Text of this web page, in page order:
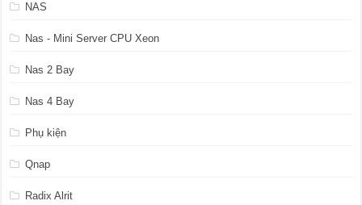
NAS
Nas - Mini Server CPU Xeon
Nas 2 Bay
Nas 4 Bay
Phụ kiện
Qnap
Radix Alrit